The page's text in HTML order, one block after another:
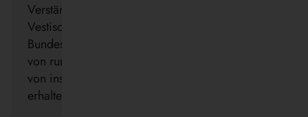
Verstärkung für die Wasserstoff-Flotte: Die
Vestische hat den Förderbescheid des
Bundesministeriums für Verkehr (BMV) in Höhe
von rund 3,12 Millionen Euro zur Beschaffung
von insgesamt 14 Brennstoffzellenbussen
erhalten.